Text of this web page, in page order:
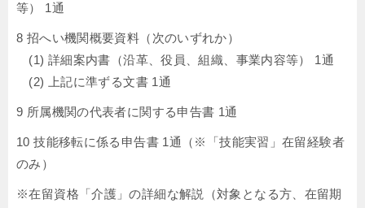
等） 1通
8 招へい機関概要資料（次のいずれか）
(1) 詳細案内書（沿革、役員、組織、事業内容等） 1通
(2) 上記に準ずる文書 1通
9 所属機関の代表者に関する申告書 1通
10 技能移転に係る申告書 1通（※「技能実習」在留経験者
のみ）
※在留資格「介護」の詳細な解説（対象となる方、在留期